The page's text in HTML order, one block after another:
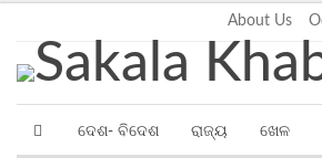
About Us
ଦେଶ- ବିଦେଶ ରାଜ୍ୟ ଖେଳ